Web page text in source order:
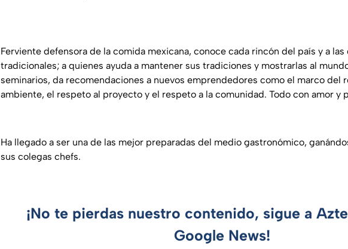
Ferviente defensora de la comida mexicana, conoce cada rincón del país y a las
tradicionales; a quienes ayuda a mantener sus tradiciones y mostrarlas al
seminarios, da recomendaciones a nuevos emprendedores como el marco del
ambiente, el respeto al proyecto y el respeto a la comunidad. Todo con amor y
Ha llegado a ser una de las mejor preparadas del medio gastronómico,
sus colegas chefs.
¡No te pierdas nuestro contenido, sigue a
Google News!